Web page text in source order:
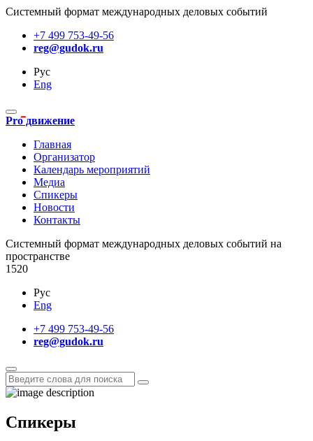
Системный формат международных деловых событий
+7 499 753-49-56
reg@gudok.ru
Рус
Eng
Pro движение
Главная
Организатор
Календарь мероприятий
Медиа
Спикеры
Новости
Контакты
Cистемный формат международных деловых событий на
пространстве
1520
Рус
Eng
+7 499 753-49-56
reg@gudok.ru
Спикеры